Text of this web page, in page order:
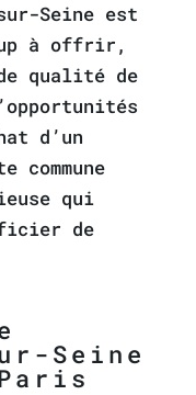
Seine est
à offrir,
qualité de
d’un
commune
qui
de
Seine